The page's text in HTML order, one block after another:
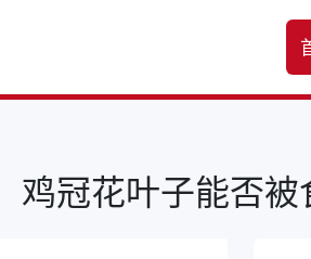
冠花叶子能否被